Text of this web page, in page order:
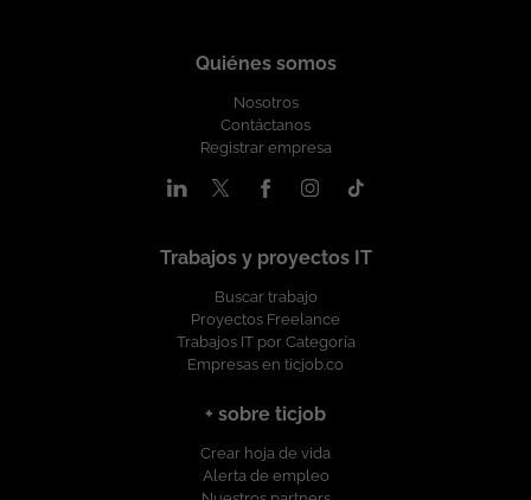
Quiénes somos
Nosotros
Contáctanos
Registrar empresa
Trabajos y proyectos IT
Buscar trabajo
Proyectos Freelance
Trabajos IT por Categoría
Empresas en ticjob.co
+ sobre ticjob
Crear hoja de vida
Alerta de empleo